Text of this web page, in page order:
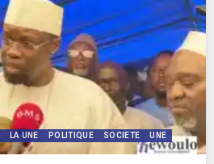
LA UNE POLITIQUE SOCIETE UNE